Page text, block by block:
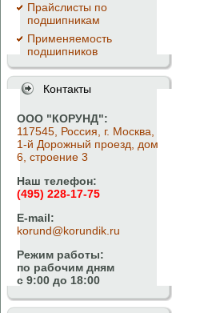
Прайслисты по
подшипникам
Применяемость
подшипников
Контакты
ООО "КОРУНД":
117545, Россия, г. Москва,
1-й Дорожный проезд, дом
6, строение 3
Наш телефон:
(495) 228-17-75
E-mail:
korund@korundik.ru
Режим работы:
по рабочим дням
с 9:00 до 18:00